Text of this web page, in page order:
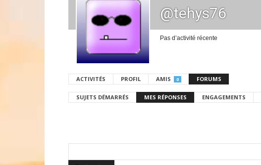
@tehys76
Pas d’activité récente
ACTIVITÉS PROFIL AMIS 0 FORUMS
SUJETS DÉMARRÉS MES RÉPONSES ENGAGEMENTS